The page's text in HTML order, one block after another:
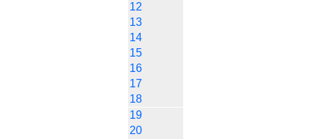
12
13
14
15
16
17
18
19
20